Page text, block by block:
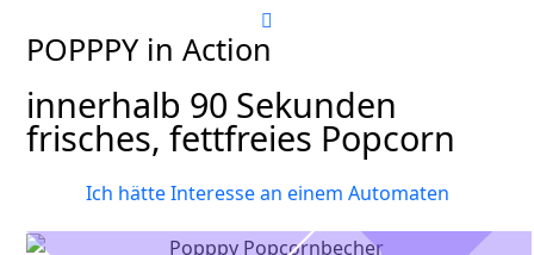
POPPPY in Action
innerhalb 90 Sekunden
frisches, fettfreies Popcorn
Ich hätte Interesse an einem Automaten